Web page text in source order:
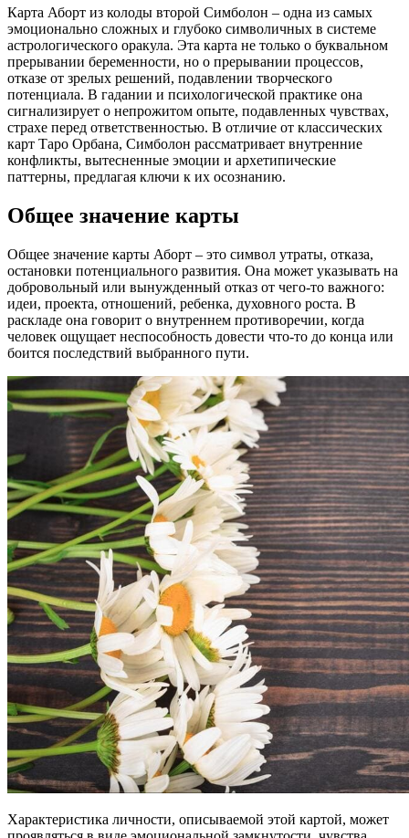
Карта Аборт из колоды второй Симболон – одна из самых
эмоционально сложных и глубоко символичных в системе
астрологического оракула. Эта карта не только о буквальном
прерывании беременности, но о прерывании процессов,
отказе от зрелых решений, подавлении творческого
потенциала. В гадании и психологической практике она
сигнализирует о непрожитом опыте, подавленных чувствах,
страхе перед ответственностью. В отличие от классических
карт Таро Орбана, Симболон рассматривает внутренние
конфликты, вытесненные эмоции и архетипические
паттерны, предлагая ключи к их осознанию.
Общее значение карты
Общее значение карты Аборт – это символ утраты, отказа,
остановки потенциального развития. Она может указывать на
добровольный или вынужденный отказ от чего-то важного:
идеи, проекта, отношений, ребенка, духовного роста. В
раскладе она говорит о внутреннем противоречии, когда
человек ощущает неспособность довести что-то до конца или
боится последствий выбранного пути.
Характеристика личности, описываемой этой картой, может